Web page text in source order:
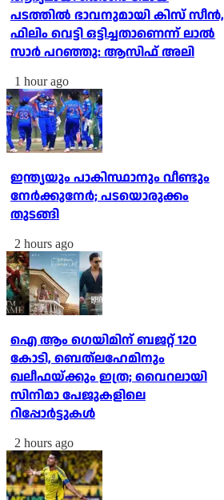
പടത്തില്‍ ഭാവനുമായി കിസ് സീന്‍,
ഫിലിം വെട്ടി ഒട്ടിച്ചതാണെന്ന് ലാല്‍
സാര്‍ പറഞ്ഞു: ആസിഫ് അലി
1 hour ago
ഇന്ത്യയും പാകിസ്ഥാനും വീണ്ടും
നേര്‍ക്കുനേര്‍; പടയൊരുക്കം
തുടങ്ങി
2 hours ago
ഐ ആം ഗെയിമിന് ബജറ്റ് 120
കോടി, ബെത്‌ലഹേമിനും
ഖലീഫയ്ക്കും ഇത്ര; വൈറലായി
സിനിമാ പേജുകളിലെ
റിപ്പോര്‍ട്ടുകള്‍
2 hours ago